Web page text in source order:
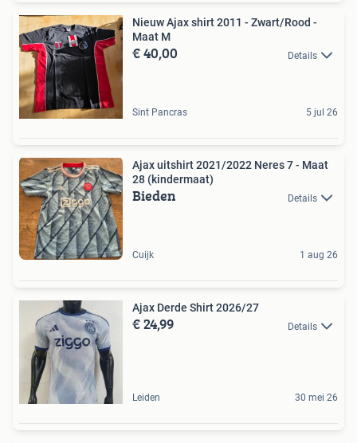
Nieuw Ajax shirt 2011 - Zwart/Rood -
Maat M
€ 40,00 Details
Sint Pancras 5 jul 26
Ajax uitshirt 2021/2022 Neres 7 - Maat
28 (kindermaat)
Bieden Details
Cuijk 1 aug 26
Ajax Derde Shirt 2026/27
€ 24,99 Details
Leiden 30 mei 26